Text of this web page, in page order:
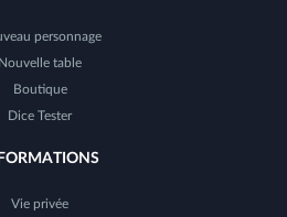
personnage
Nouvelle table
Boutique
Dice Tester
Vie privée